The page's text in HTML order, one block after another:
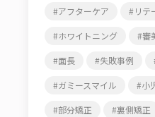
アフターケア リテ
ホワイトニング 審
面長 失敗事例
ガミースマイル 小
部分矯正 裏側矯正